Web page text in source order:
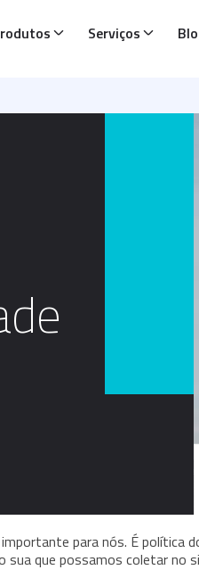
Serviços
para nós. É política
sua que possamos coletar no